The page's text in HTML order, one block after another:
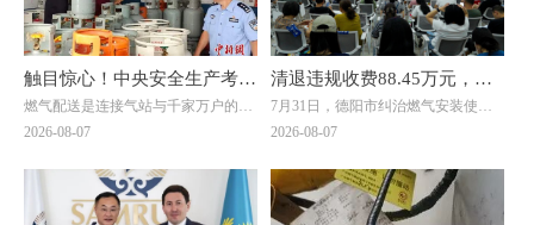
触目惊心！中央安全生产考核
巡查组暗访云南：液化气瓶装
燃气配送是连接气站与千家万户的关
键环节，但在此次明查暗访中，却成
组随机检查时发现，云南滇楚液化气
有限公司长润街液化气瓶装供应站存
在重大事故隐患。该供应站核定为三
2026-08-07
清退违规收费88.45万元，惠
及群众4000余户！德阳市举
仪式
7月31日，德阳市纠治燃气安装使用
价格乱象工作会暨惠民退费集中发放
省住建厅城建处处长、厅信息中心主
任邓夏扬，派驻省住建厅纪检监察组
综合处处长魏社莅临出席活动，邓夏
2026-08-07